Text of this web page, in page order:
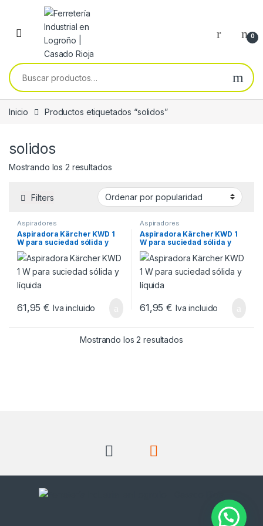
Skip to navigation
Skip to content
0
Buscar por:
Inicio Productos etiquetados “solidos”
solidos
Mostrando los 2 resultadosOrdenado por popularidad
Filters
Aspiradores
Aspiradora Kärcher KWD 1
W para suciedad sólida y
líquida
61,95€ Iva incluido
Aspiradores
Aspiradora Kärcher KWD 1
W para suciedad sólida y
líquida
61,95€ Iva incluido
Mostrando los 2 resultadosOrdenado por